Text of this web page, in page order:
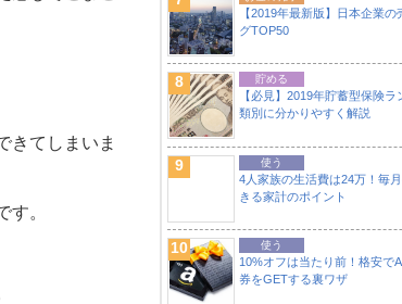
きてしまいま
す。
【2019年最新版】日本企業の
グTOP50
8 貯める
【必見】2019年貯蓄型保険
類別に分かりやすく解説
9 使う
4人家族の生活費は24万！毎
きる家計のポイント
10 使う
10%オフは当たり前！格安で
券をGETする裏ワザ